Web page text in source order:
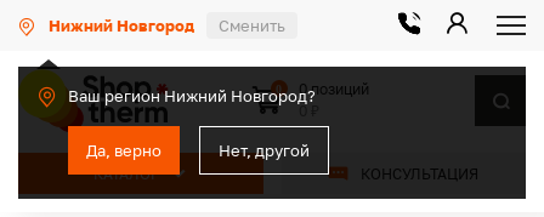
Нижний Новгород Сменить
Ваш регион Нижний Новгород?
Да, верно Нет, другой
КАТАЛОГ КОНСУЛЬТАЦИЯ
0
0 позиций